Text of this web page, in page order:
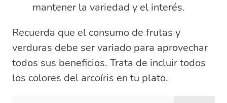
mantener la variedad y el interés.
Recuerda que el consumo de frutas y
verduras debe ser variado para aprovechar
todos sus beneficios. Trata de incluir todos
los colores del arcoíris en tu plato.